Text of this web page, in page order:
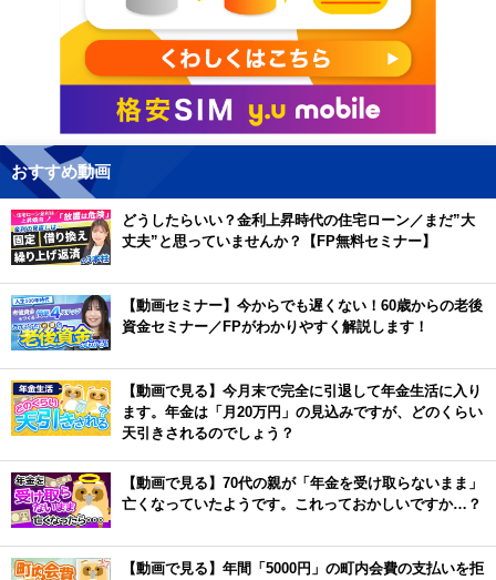
おすすめ動画
どうしたらいい？金利上昇時代の住宅ローン／まだ”大
丈夫”と思っていませんか？【FP無料セミナー】
【動画セミナー】今からでも遅くない！60歳からの老後
資金セミナー／FPがわかりやすく解説します！
【動画で見る】今月末で完全に引退して年金生活に入り
ます。年金は「月20万円」の見込みですが、どのくらい
天引きされるのでしょう？
【動画で見る】70代の親が「年金を受け取らないまま」
亡くなっていたようです。これっておかしいですか…？
【動画で見る】年間「5000円」の町内会費の支払いを拒